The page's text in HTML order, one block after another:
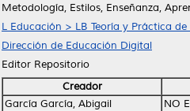
Metodología, Estilos, Enseñanza,
L Educación > LB Teoría y Práctica
Dirección de Educación Digital
Editor Repositorio
Creador
García García, Abigail
NO